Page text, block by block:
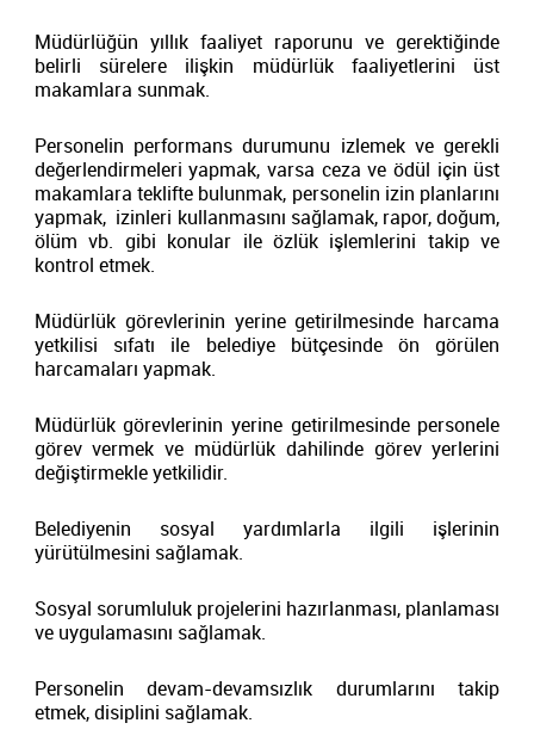
Müdürlüğün yıllık faaliyet raporunu ve gerektiğinde
belirli sürelere ilişkin müdürlük faaliyetlerini üst
makamlara sunmak.
Personelin performans durumunu izlemek ve gerekli
değerlendirmeleri yapmak, varsa ceza ve ödül için üst
makamlara teklifte bulunmak, personelin izin planlarını
yapmak, izinleri kullanmasını sağlamak, rapor, doğum,
ölüm vb. gibi konular ile özlük işlemlerini takip ve
kontrol etmek.
Müdürlük görevlerinin yerine getirilmesinde harcama
yetkilisi sıfatı ile belediye bütçesinde ön görülen
harcamaları yapmak.
Müdürlük görevlerinin yerine getirilmesinde personele
görev vermek ve müdürlük dahilinde görev yerlerini
değiştirmekle yetkilidir.
Belediyenin sosyal yardımlarla ilgili işlerinin
yürütülmesini sağlamak.
Sosyal sorumluluk projelerini hazırlanması, planlaması
ve uygulamasını sağlamak.
Personelin devam-devamsızlık durumlarını takip
etmek, disiplini sağlamak.